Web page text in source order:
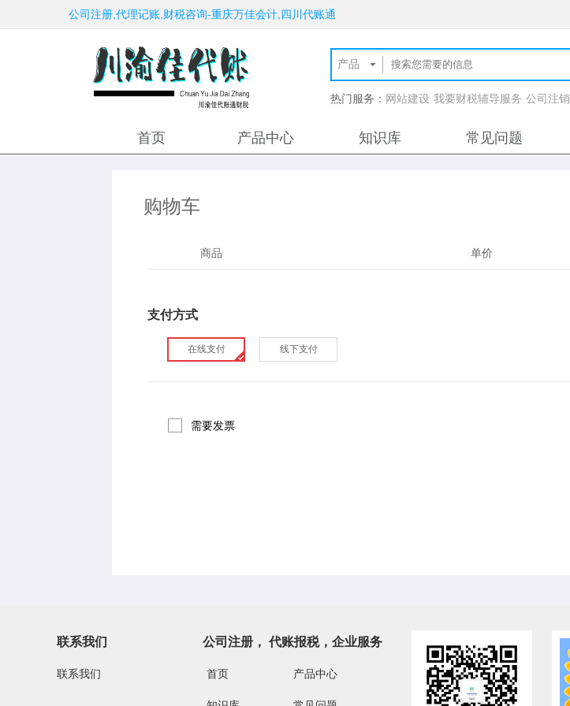
公司注册,代理记账,财税咨询-重庆万佳会计,四川代账通
热门服务： 网站建设 我要财税辅导服务 公司注销
首页 产品中心 知识库 常见问题
购物车
商品 单价
支付方式
在线支付 线下支付
需要发票
联系我们
联系我们
公司注册， 代账报税，企业服务
首页 产品中心